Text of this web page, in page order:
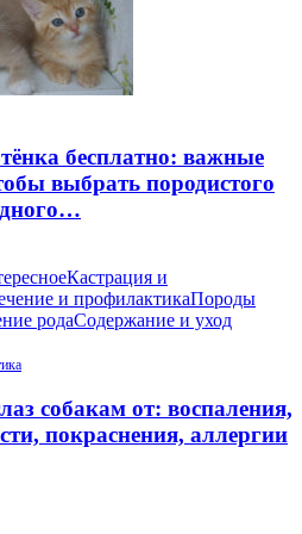
бесплатно: важные
выбрать породистого
Кастрация и
и профилактикаПороды
родаСодержание и уход
собакам от: воспаления,
покраснения, аллергии